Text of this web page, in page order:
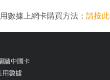
數據上網卡購買方法： 請按此